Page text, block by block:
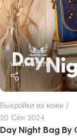
vinilwatch
Выкройки из кожи
20 Сен 2024
Day Night Bag